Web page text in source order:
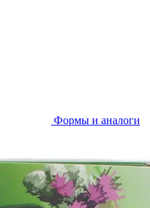
Формы и аналоги